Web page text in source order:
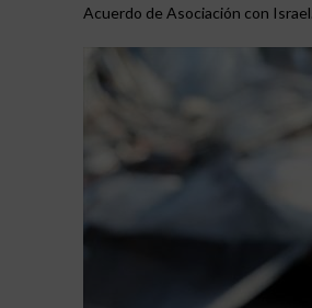
Acuerdo de Asociación con Israel.